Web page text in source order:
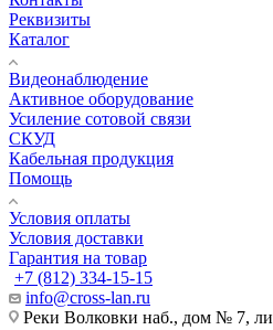
Реквизиты
Каталог
Видеонаблюдение
Активное оборудование
Усиление сотовой связи
СКУД
Кабельная продукция
Помощь
Условия оплаты
Условия доставки
Гарантия на товар
+7 (812) 334-15-15
info@cross-lan.ru
Реки Волковки наб., дом № 7,